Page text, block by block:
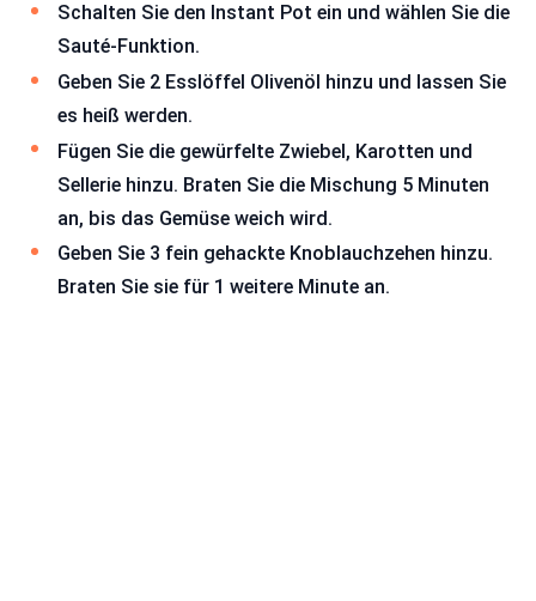
Schalten Sie den Instant Pot ein und wählen Sie die
Sauté-Funktion.
Geben Sie 2 Esslöffel Olivenöl hinzu und lassen Sie
es heiß werden.
Fügen Sie die gewürfelte Zwiebel, Karotten und
Sellerie hinzu. Braten Sie die Mischung 5 Minuten
an, bis das Gemüse weich wird.
Geben Sie 3 fein gehackte Knoblauchzehen hinzu.
Braten Sie sie für 1 weitere Minute an.